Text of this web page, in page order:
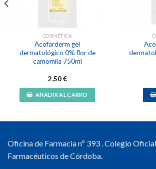
COSMÉTICA
Acofarderm gel
dermatológico 0% flor de
camomila 750ml
2,50€
AÑADIR AL CARRO
Oficina de Farmacia nº 393 . Colegio
Farmacéuticos de Córdoba.